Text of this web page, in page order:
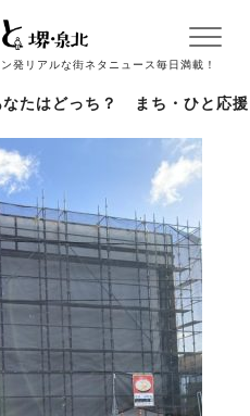
発リアルな街ネタニュース毎日満載！
なたはどっち？ まち・ひと応援